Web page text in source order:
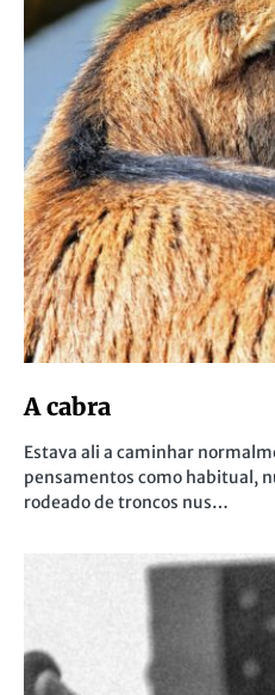
A cabra
Estava ali a caminhar
pensamentos como habitual,
rodeado de troncos nus…